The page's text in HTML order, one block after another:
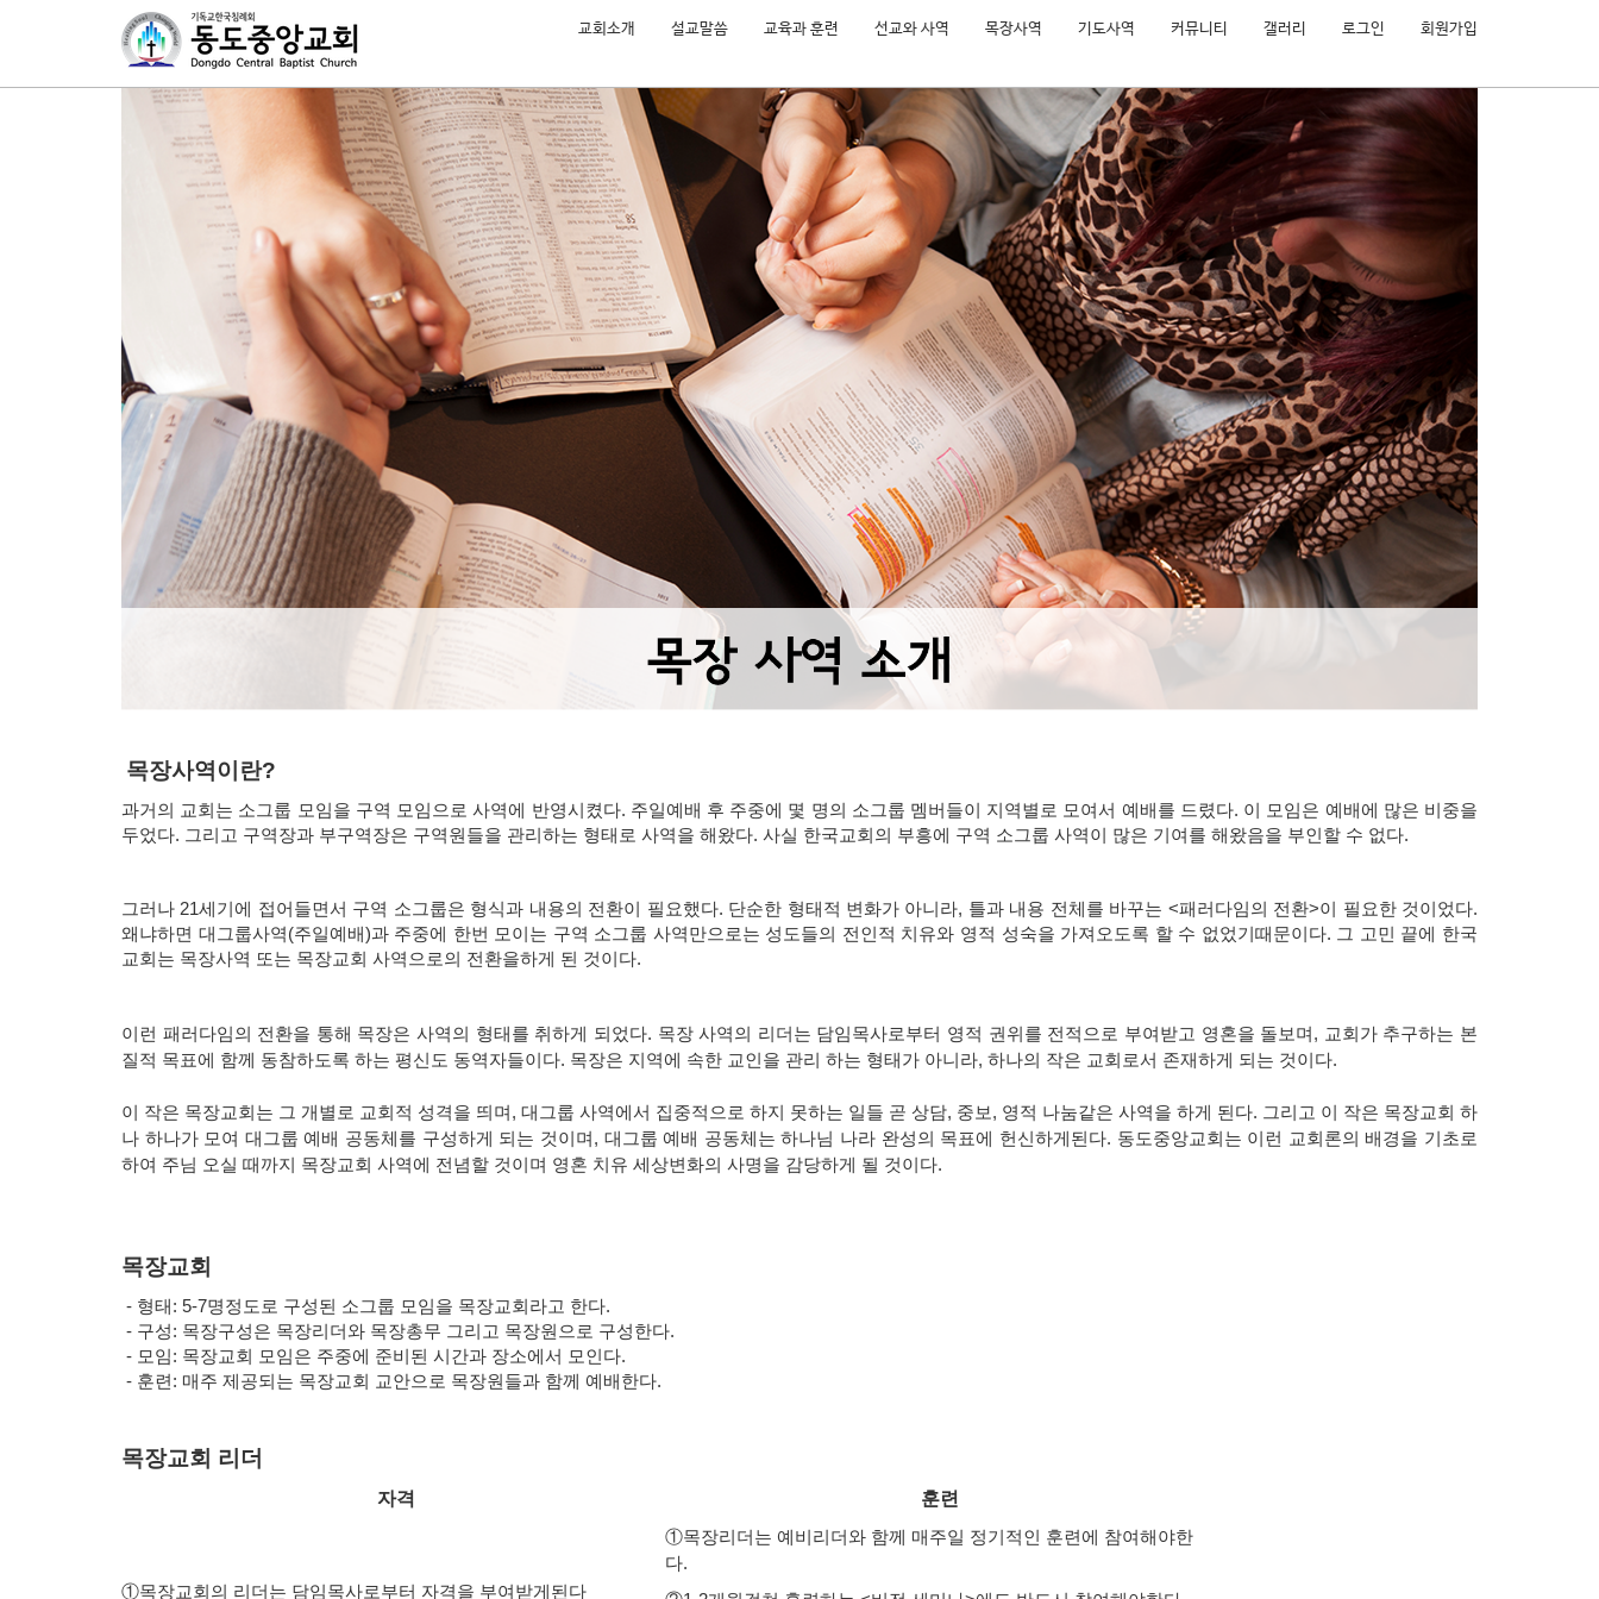
교회소개 설교말씀 교육과 훈련 선교와 사역 목장사역 기도사역 커뮤니티 갤러리 로그인 회원가입
목장사역이란?
과거의 교회는 소그룹 모임을 구역 모임으로 사역에 반영시켰다. 주일예배 후 주중에 몇 명의 소그룹 멤버들이 지역별로 모여서 예배를 드렸다. 이 모임은 예배에 많은 비중을
두었다. 그리고 구역장과 부구역장은 구역원들을 관리하는 형태로 사역을 해왔다. 사실 한국교회의 부흥에 구역 소그룹 사역이 많은 기여를 해왔음을 부인할 수 없다.
그러나 21세기에 접어들면서 구역 소그룹은 형식과 내용의 전환이 필요했다. 단순한 형태적 변화가 아니라, 틀과 내용 전체를 바꾸는 <패러다임의 전환>이 필요한 것이었다.
왜냐하면 대그룹사역(주일예배)과 주중에 한번 모이는 구역 소그룹 사역만으로는 성도들의 전인적 치유와 영적 성숙을 가져오도록 할 수 없었기때문이다. 그 고민 끝에 한국
교회는 목장사역 또는 목장교회 사역으로의 전환을하게 된 것이다.
이런 패러다임의 전환을 통해 목장은 사역의 형태를 취하게 되었다. 목장 사역의 리더는 담임목사로부터 영적 권위를 전적으로 부여받고 영혼을 돌보며, 교회가 추구하는 본
질적 목표에 함께 동참하도록 하는 평신도 동역자들이다. 목장은 지역에 속한 교인을 관리 하는 형태가 아니라, 하나의 작은 교회로서 존재하게 되는 것이다.
이 작은 목장교회는 그 개별로 교회적 성격을 띄며, 대그룹 사역에서 집중적으로 하지 못하는 일들 곧 상담, 중보, 영적 나눔같은 사역을 하게 된다. 그리고 이 작은 목장교회 하
나 하나가 모여 대그룹 예배 공동체를 구성하게 되는 것이며, 대그룹 예배 공동체는 하나님 나라 완성의 목표에 헌신하게된다. 동도중앙교회는 이런 교회론의 배경을 기초로
하여 주님 오실 때까지 목장교회 사역에 전념할 것이며 영혼 치유 세상변화의 사명을 감당하게 될 것이다.
목장교회
- 형태: 5-7명정도로 구성된 소그룹 모임을 목장교회라고 한다.
- 구성: 목장구성은 목장리더와 목장총무 그리고 목장원으로 구성한다.
- 모임: 목장교회 모임은 주중에 준비된 시간과 장소에서 모인다.
- 훈련: 매주 제공되는 목장교회 교안으로 목장원들과 함께 예배한다.
목장교회 리더
자격 훈련
①목장교회의 리더는 담임목사로부터 자격을 부여받게된다
①목장리더는 예비리더와 함께 매주일 정기적인 훈련에 참여해야한
다.